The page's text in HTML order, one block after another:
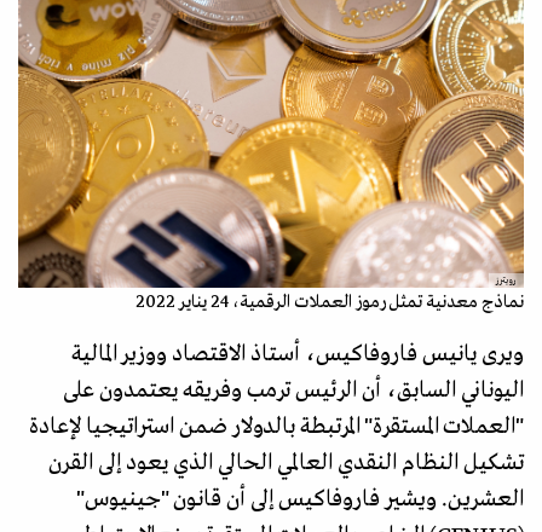
رويترز
نماذج معدنية تمثل رموز العملات الرقمية، 24 يناير 2022
ويرى يانيس فاروفاكيس، أستاذ الاقتصاد ووزير المالية
اليوناني السابق، أن الرئيس ترمب وفريقه يعتمدون على
"العملات المستقرة" المرتبطة بالدولار ضمن استراتيجيا لإعادة
تشكيل النظام النقدي العالمي الحالي الذي يعود إلى القرن
العشرين. ويشير فاروفاكيس إلى أن قانون "جينيوس"